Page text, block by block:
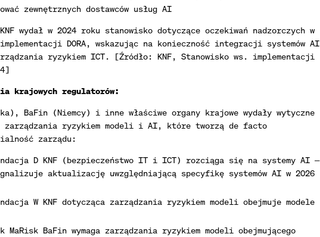
zewnętrznych dostawców usług AI
wydał w 2024 roku stanowisko dotyczące oczekiwań nadzorczych w
DORA, wskazując na konieczność integracji systemów AI
ryzykiem ICT. [Źródło: KNF, Stanowisko ws. implementacji
krajowych regulatorów:
BaFin (Niemcy) i inne właściwe organy krajowe wydały wytyczne
zarządzania ryzykiem modeli i AI, które tworzą de facto
zarządu:
D KNF (bezpieczeństwo IT i ICT) rozciąga się na systemy AI —
aktualizację uwzględniającą specyfikę systemów AI w 2026
W KNF dotycząca zarządzania ryzykiem modeli obejmuje modele
MaRisk BaFin wymaga zarządzania ryzykiem modeli obejmującego